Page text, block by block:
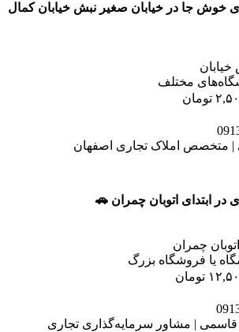
خوش جا در خیابان صغیر نبش خیابان کمال
مختلف
| متخصص املاک تجاری اصفهان
در ابتدای اتوبان چمران 🚗
چمران
یا فروشگاه بزرگ
| مشاور سرمایه‌گذاری تجاری